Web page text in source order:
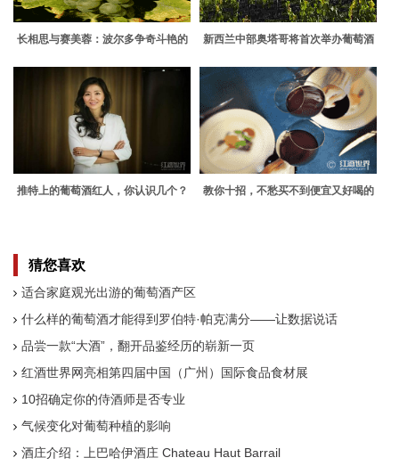
长相思与赛美蓉：波尔多争奇斗艳的
新西兰中部奥塔哥将首次举办葡萄酒
推特上的葡萄酒红人，你认识几个？
教你十招，不愁买不到便宜又好喝的
猜您喜欢
适合家庭观光出游的葡萄酒产区
什么样的葡萄酒才能得到罗伯特·帕克满分——让数据说话
品尝一款“大酒”，翻开品鉴经历的崭新一页
红酒世界网亮相第四届中国（广州）国际食品食材展
10招确定你的侍酒师是否专业
气候变化对葡萄种植的影响
酒庄介绍：上巴哈伊酒庄 Chateau Haut Barrail